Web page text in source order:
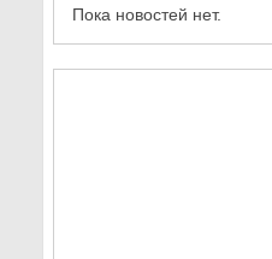
Пока новостей нет.